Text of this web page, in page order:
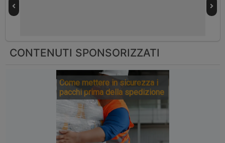
CONTENUTI SPONSORIZZATI
Come mettere in sicurezza i
pacchi prima della spedizione